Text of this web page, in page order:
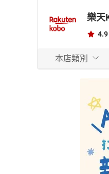
樂天
4.9
本店類別